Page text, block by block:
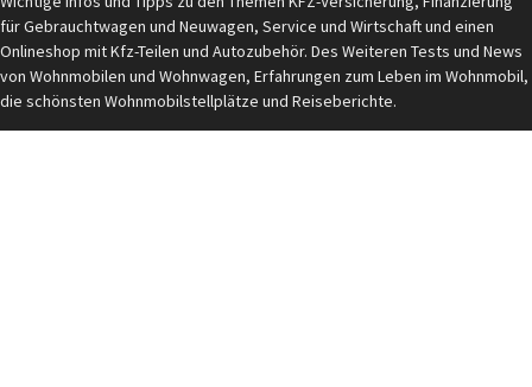
für Gebrauchtwagen und Neuwagen, Service und Wirtschaft und einen
Onlineshop mit Kfz-Teilen und Autozubehör. Des Weiteren Tests und News
von Wohnmobilen und Wohnwagen, Erfahrungen zum Leben im Wohnmobil,
die schönsten Wohnmobilstellplätze und Reiseberichte.